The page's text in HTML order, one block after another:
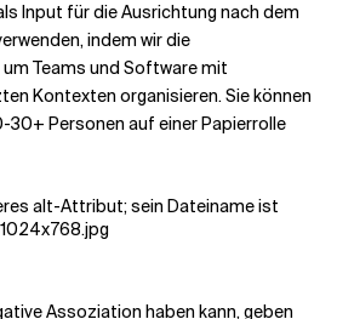
Input für die Ausrichtung nach dem
indem wir die
Teams und Software mit
Kontexten organisieren. Sie können
30+ Personen auf einer Papierrolle
Assoziation haben kann, geben